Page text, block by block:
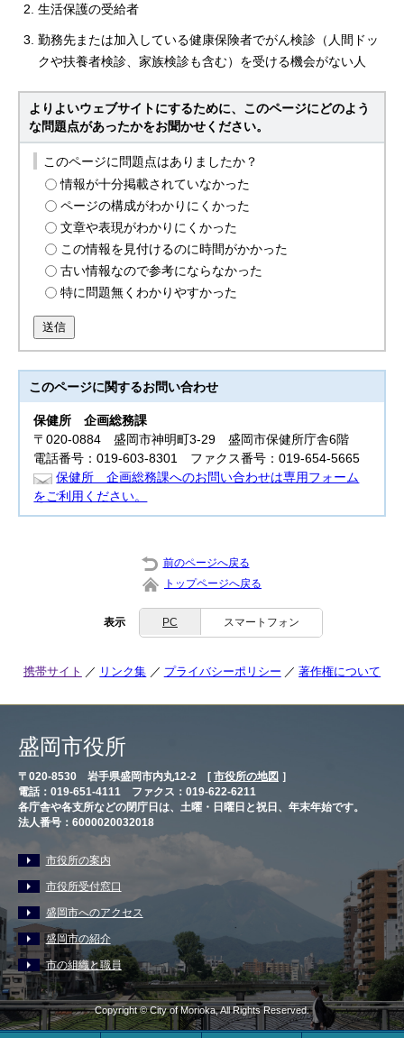
生活保護の受給者
勤務先または加入している健康保険者でがん検診（人間ドッ
クや扶養者検診、家族検診も含む）を受ける機会がない人
よりよいウェブサイトにするために、このページにどのよう
な問題点があったかをお聞かせください。
このページに問題点はありましたか？
情報が十分掲載されていなかった
ページの構成がわかりにくかった
文章や表現がわかりにくかった
この情報を見付けるのに時間がかかった
古い情報なので参考にならなかった
特に問題無くわかりやすかった
送信
このページに関するお問い合わせ
保健所企画総務課
〒020-0884 盛岡市神明町3‐29 盛岡市保健所庁舎6階
電話番号：019-603-8301 ファクス番号：019-654-5665
保健所 企画総務課へのお問い合わせは専用フォーム
をご利用ください。
前のページへ戻る
トップページへ戻る
表示 PC スマートフォン
携帯サイト リンク集 プライバシーポリシー 著作権について
盛岡市役所
〒020-8530 岩手県盛岡市内丸12-2 [ 市役所の地図 ］
電話：019-651-4111 ファクス：019-622-6211
各庁舎や各支所などの閉庁日は、土曜・日曜日と祝日、年末年始です。
法人番号：6000020032018
市役所の案内
市役所受付窓口
盛岡市へのアクセス
盛岡市の紹介
市の組織と職員
Copyright © City of Morioka, All Rights Reserved.